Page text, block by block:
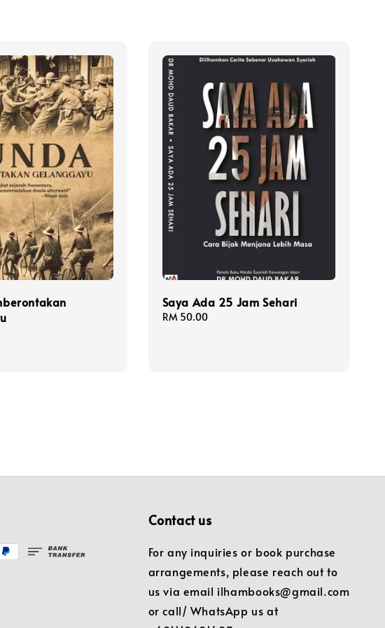
Saya Ada 25 Jam Sehari
Regular
RM 50.00
Contact us
For any inquiries or book purchase
arrangements, please reach out to
us via email ilhambooks@gmail.com
or call/ WhatsApp us at